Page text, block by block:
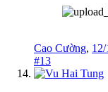
Cao Cường,
#13